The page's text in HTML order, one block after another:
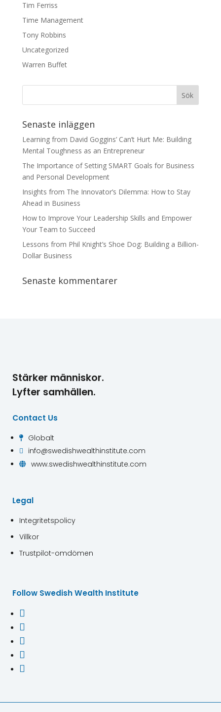
Tim Ferriss
Time Management
Tony Robbins
Uncategorized
Warren Buffet
Senaste inläggen
Learning from David Goggins’ Can’t Hurt Me: Building
Mental Toughness as an Entrepreneur
The Importance of Setting SMART Goals for Business
and Personal Development
Insights from The Innovator’s Dilemma: How to Stay
Ahead in Business
How to Improve Your Leadership Skills and Empower
Your Team to Succeed
Lessons from Phil Knight’s Shoe Dog: Building a Billion-
Dollar Business
Senaste kommentarer
Stärker människor.
Lyfter samhällen.
Contact Us
 Globalt
 info@swedishwealthinstitute.com
 www.swedishwealthinstitute.com
Legal
Integritetspolicy
Villkor
Trustpilot-omdömen
Follow Swedish Wealth Institute




